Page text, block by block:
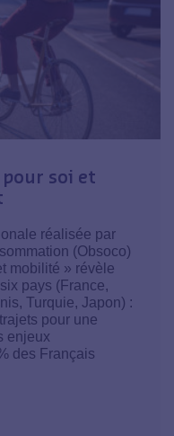
soi et
réalisée par
(Obsoco)
mobilité » révèle
pays (France,
Turquie, Japon) :
pour une
enjeux
des Français